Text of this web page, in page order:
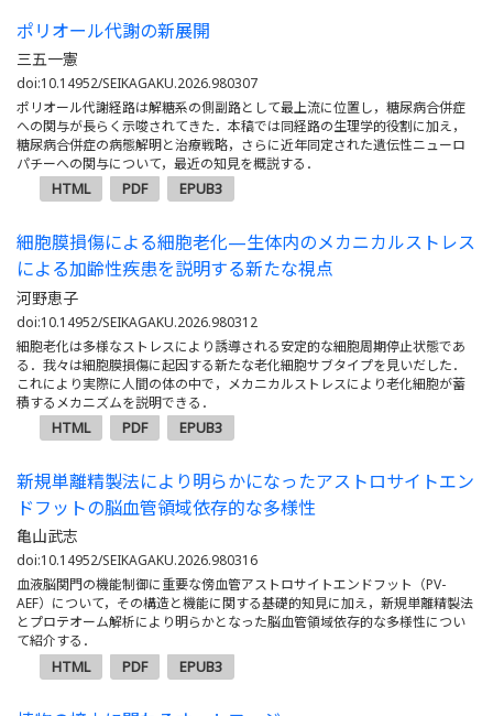
ポリオール代謝の新展開
三五一憲
doi:10.14952/SEIKAGAKU.2026.980307
ポリオール代謝経路は解糖系の側副路として最上流に位置し，糖尿病合併症
への関与が長らく示唆されてきた．本稿では同経路の生理学的役割に加え，
糖尿病合併症の病態解明と治療戦略，さらに近年同定された遺伝性ニューロ
パチーへの関与について，最近の知見を概説する．
HTML PDF EPUB3
細胞膜損傷による細胞老化—生体内のメカニカルストレス
による加齢性疾患を説明する新たな視点
河野恵子
doi:10.14952/SEIKAGAKU.2026.980312
細胞老化は多様なストレスにより誘導される安定的な細胞周期停止状態であ
る．我々は細胞膜損傷に起因する新たな老化細胞サブタイプを見いだした．
これにより実際に人間の体の中で，メカニカルストレスにより老化細胞が蓄
積するメカニズムを説明できる．
HTML PDF EPUB3
新規単離精製法により明らかになったアストロサイトエン
ドフットの脳血管領域依存的な多様性
亀山武志
doi:10.14952/SEIKAGAKU.2026.980316
血液脳関門の機能制御に重要な傍血管アストロサイトエンドフット（PV-
AEF）について，その構造と機能に関する基礎的知見に加え，新規単離精製法
とプロテオーム解析により明らかとなった脳血管領域依存的な多様性につい
て紹介する．
HTML PDF EPUB3